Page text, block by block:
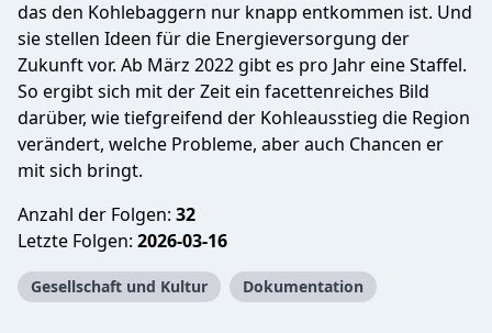
das den Kohlebaggern nur knapp entkommen ist. Und
sie stellen Ideen für die Energieversorgung der
Zukunft vor. Ab März 2022 gibt es pro Jahr eine Staffel.
So ergibt sich mit der Zeit ein facettenreiches Bild
darüber, wie tiefgreifend der Kohleausstieg die Region
verändert, welche Probleme, aber auch Chancen er
mit sich bringt.
Anzahl der Folgen: 32
Letzte Folgen: 2026-03-16
Gesellschaft und Kultur Dokumentation